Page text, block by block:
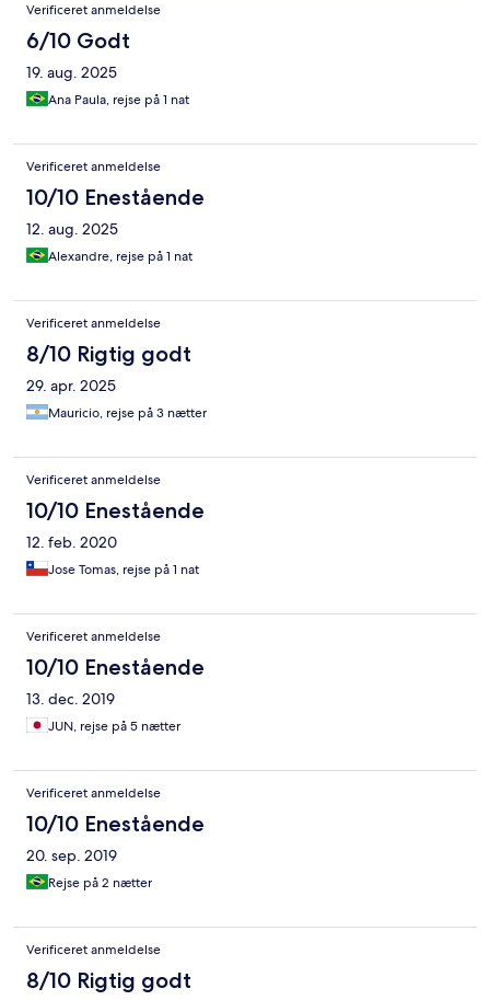
Verificeret anmeldelse
6/10 Godt
19. aug. 2025
Ana Paula, rejse på 1 nat
Verificeret anmeldelse
10/10 Enestående
12. aug. 2025
Alexandre, rejse på 1 nat
Verificeret anmeldelse
8/10 Rigtig godt
29. apr. 2025
Mauricio, rejse på 3 nætter
Verificeret anmeldelse
10/10 Enestående
12. feb. 2020
Jose Tomas, rejse på 1 nat
Verificeret anmeldelse
10/10 Enestående
13. dec. 2019
JUN, rejse på 5 nætter
Verificeret anmeldelse
10/10 Enestående
20. sep. 2019
Rejse på 2 nætter
Verificeret anmeldelse
8/10 Rigtig godt